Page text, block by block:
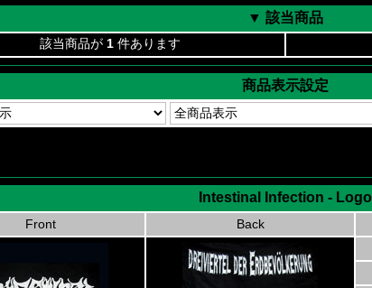
▼ 該当商品
該当商品が 1 件あります
商品表示設定
Intestinal Infection - Logo
Front Back